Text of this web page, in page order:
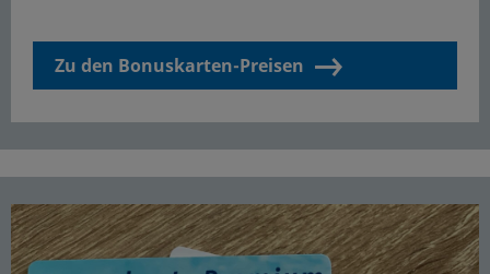
Zu den Bonuskarten-Preisen